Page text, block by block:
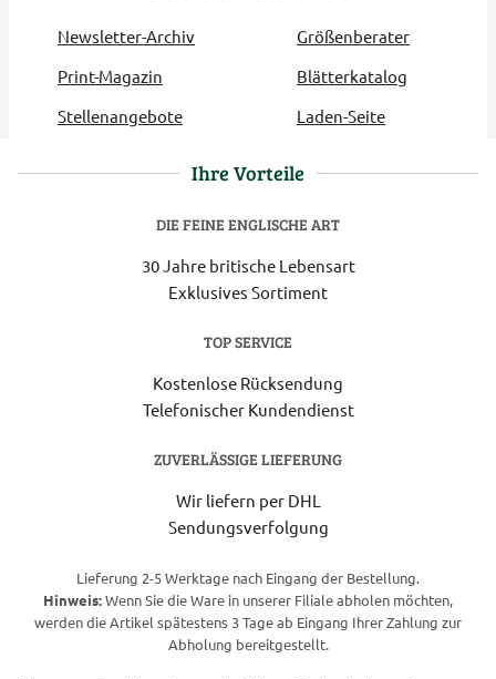
Newsletter-Archiv
Größenberater
Print-Magazin
Blätterkatalog
Stellenangebote
Laden-Seite
Ihre Vorteile
DIE FEINE ENGLISCHE ART
30 Jahre britische Lebensart
Exklusives Sortiment
TOP SERVICE
Kostenlose Rücksendung
Telefonischer Kundendienst
ZUVERLÄSSIGE LIEFERUNG
Wir liefern per DHL
Sendungsverfolgung
Lieferung 2-5 Werktage nach Eingang der Bestellung.
Hinweis:Wenn Sie die Ware in unserer Filiale abholen möchten,
werden die Artikel spätestens 3 Tage ab Eingang Ihrer Zahlung zur
Abholung bereitgestellt.